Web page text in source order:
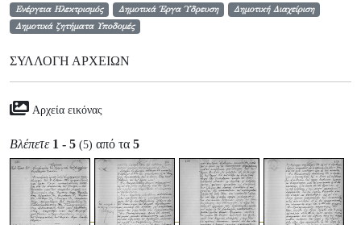
Ενέργεια Ηλεκτρισμός Δημοτικά Έργα Ύδρευση
Δημοτική Διαχείριση
Δημοτικά ζητήματα Υποδομές
ΣΥΛΛΟΓΉ ΑΡΧΕΊΩΝ
Αρχεία εικόνας
Βλέπετε 1 - 5 (5) από τα 5